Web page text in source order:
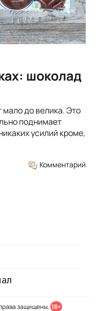
шоколад
до велика. Это
поднимает
усилий кроме,
Комментарий
защищены. 18+